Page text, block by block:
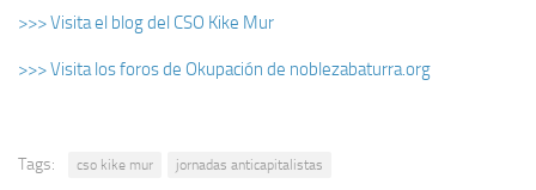
>>> Visita el blog del CSO Kike Mur
>>> Visita los foros de Okupación de noblezabaturra.org
Tags: cso kike mur jornadas anticapitalistas